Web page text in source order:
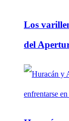
Los
del